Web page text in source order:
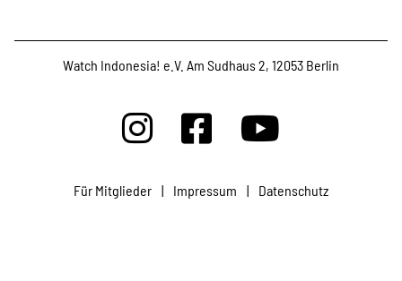
Publikationen
Projekte
Watch Indonesia! e.V. Am Sudhaus 2, 12053 Berlin
Für Mitglieder | Impressum | Datenschutz